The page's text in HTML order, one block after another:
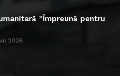
”Împreună pentru
2026